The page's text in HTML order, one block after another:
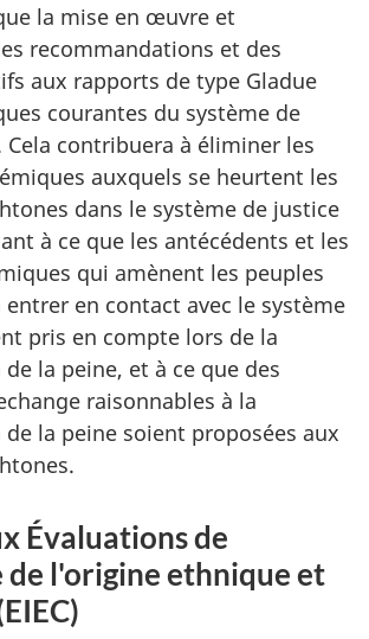
la mise en œuvre et
recommandations et des
aux rapports de type Gladue
courantes du système de
Cela contribuera à éliminer les
auxquels se heurtent les
dans le système de justice
à ce que les antécédents et les
qui amènent les peuples
en contact avec le système
pris en compte lors de la
la peine, et à ce que des
raisonnables à la
la peine soient proposées aux
Évaluations de
de l'origine ethnique et